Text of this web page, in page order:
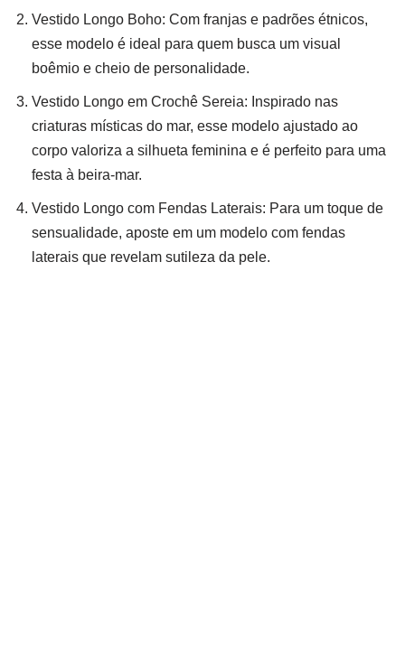
Vestido Longo Boho: Com franjas e padrões étnicos,
esse modelo é ideal para quem busca um visual
boêmio e cheio de personalidade.
Vestido Longo em Crochê Sereia: Inspirado nas
criaturas místicas do mar, esse modelo ajustado ao
corpo valoriza a silhueta feminina e é perfeito para uma
festa à beira-mar.
Vestido Longo com Fendas Laterais: Para um toque de
sensualidade, aposte em um modelo com fendas
laterais que revelam sutileza da pele.